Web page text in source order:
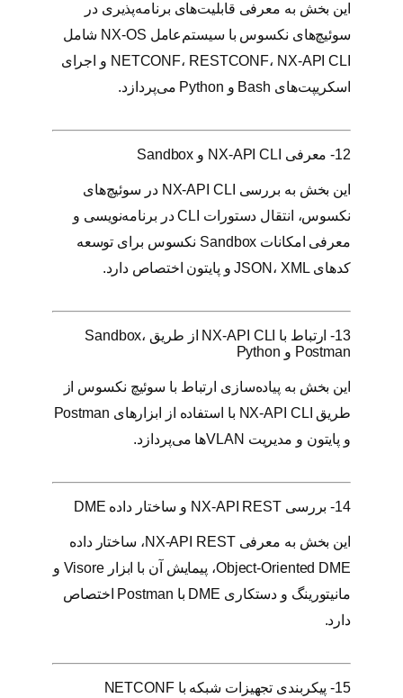
این بخش به معرفی قابلیت‌های برنامه‌پذیری در
سوئیچ‌های نکسوس با سیستم‌عامل NX-OS شامل
NETCONF، RESTCONF، NX-API CLI و اجرای
اسکریپت‌های Bash و Python می‌پردازد.
12- معرفی NX-API CLI و Sandbox
این بخش به بررسی NX-API CLI در سوئیچ‌های
نکسوس، انتقال دستورات CLI در برنامه‌نویسی و
معرفی امکانات Sandbox نکسوس برای توسعه
کدهای JSON، XML و پایتون اختصاص دارد.
13- ارتباط با NX-API CLI از طریق Sandbox،
Postman و Python
این بخش به پیاده‌سازی ارتباط با سوئیچ نکسوس از
طریق NX-API CLI با استفاده از ابزارهای Postman
و پایتون و مدیریت VLANها می‌پردازد.
14- بررسی NX-API REST و ساختار داده DME
این بخش به معرفی NX-API REST، ساختار داده
Object-Oriented DME، پیمایش آن با ابزار Visore و
مانیتورینگ و دستکاری DME با Postman اختصاص
دارد.
15- پیکربندی تجهیزات شبکه با NETCONF